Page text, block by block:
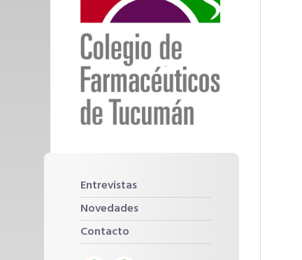
Entrevistas
Novedades
Contacto